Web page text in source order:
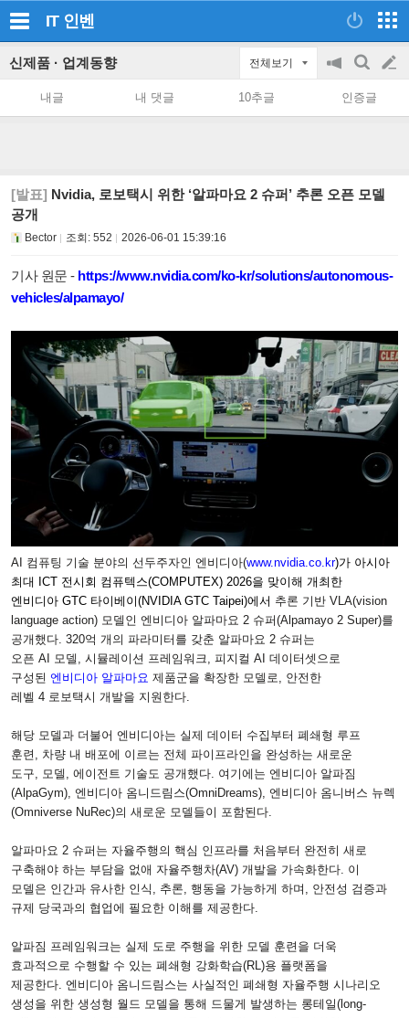
IT 인벤
신제품 · 업계동향 전체보기
공
on/off
검
색
글
쓰
내글 내 댓글 10추글 인증글
[발표] Nvidia, 로보택시 위한 ‘알파마요 2 슈퍼’ 추론 오픈 모델
공개
Bector 조회: 552 2026-06-01 15:39:16
기사 원문 - https://www.nvidia.com/ko-kr/solutions/autonomous-
vehicles/alpamayo/
AI 컴퓨팅 기술 분야의 선두주자인 엔비디아(www.nvidia.co.kr)가 아시아
최대
ICT 전시회 컴퓨텍스(COMPUTEX) 2026을 맞이해 개최한
엔비디아 GTC 타이베이(NVIDIA GTC Taipei)에서 추론 기반 VLA(vision
language action) 모델인 엔비디아 알파마요 2 슈퍼(Alpamayo 2 Super)를
공개했다. 320억 개의 파라미터를 갖춘 알파마요 2 슈퍼는
오픈 AI 모델 , 시뮬레이션 프레임워크, 피지컬 AI 데이터셋으로
구성된 엔비디아 알파마요 제품군을 확장한 모델로, 안전한
레벨 4 로보택시 개발을 지원한다.
해당 모델과 더불어 엔비디아는 실제 데이터 수집부터 폐쇄형 루프
훈련 , 차량 내 배포에 이르는 전체 파이프라인을 완성하는 새로운
도구, 모델 , 에이전트 기술도 공개했다. 여기에는 엔비디아 알파짐
(AlpaGym), 엔비디아 옴니드림스(OmniDreams), 엔비디아 옴니버스 뉴렉
(Omniverse NuRec)의 새로운 모델들이 포함된다.
알파마요 2 슈퍼는 자율주행의 핵심 인프라를 처음부터 완전히 새로
구축해야 하는 부담을 없애 자율주행차(AV) 개발을 가속화한다. 이
모델은 인간과 유사한 인식 , 추론, 행동을 가능하게 하며 , 안전성 검증과
규제 당국과의 협업에 필요한 이해를 제공한다.
알파짐 프레임워크는 실제 도로 주행을 위한 모델 훈련을 더욱
효과적으로 수행할 수 있는 폐쇄형 강화학습(RL)용 플랫폼을
제공한다. 엔비디아 옴니드림스는 사실적인 폐쇄형 자율주행 시나리오
생성을 위한 생성형 월드 모델을 통해 드물게 발생하는 롱테일(long-